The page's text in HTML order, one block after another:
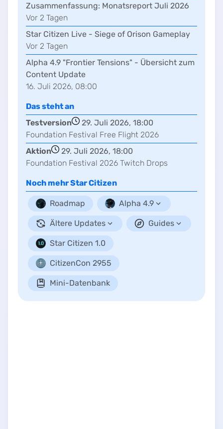
Zusammenfassung: Monatsreport Juli 2026
Vor 2 Tagen
Star Citizen Live - Siege of Orison Gameplay
Vor 2 Tagen
Alpha 4.9 "Frontier Tensions" - Übersicht zum
Content Update
16. Juli 2026, 08:00
Das steht an
Testversion
29. Juli 2026, 18:00
Foundation Festival Free Flight 2026
Aktion
29. Juli 2026, 18:00
Foundation Festival 2026 Twitch Drops
Noch mehrStar Citizen
Roadmap Alpha 4.9
Ältere Updates Guides
Star Citizen 1.0
CitizenCon 2955
Mini-Datenbank